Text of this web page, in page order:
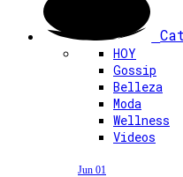
HOY
Gossip
Belleza
Moda
Wellness
Videos
Jun 01